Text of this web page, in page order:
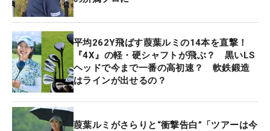
平均262Y飛ばす葭葉ルミの14本を直撃！
『4X』の軽・硬シャフトが飛ぶ？ 黒いLS
ヘッドで今まで一番の高初速？ 軟鉄鍛造
はラインが出せるの？
葭葉ルミがさらりと“衝撃告白”「ツアーは今